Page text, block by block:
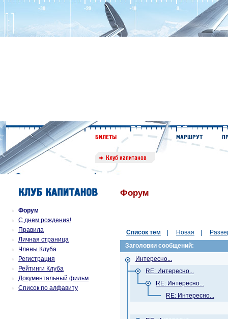
Форум
С днем рождения!
Правила
Личная страница
Члены Клуба
Регистрация
Рейтинги Клуба
Документальный фильм
Список по алфавиту
Форум
Список тем Новая
Заголовки сообщений:
Интересно...
RE: Интересно...
RE: Интересно...
RE: Интересно...